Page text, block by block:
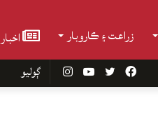
زراعت ۽ ڪاروبار اخبار
InstagramYouTube Twitter
Facebook